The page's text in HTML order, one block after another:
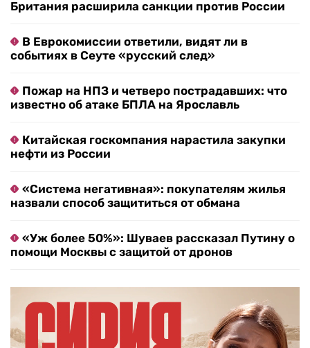
Британия расширила санкции против России
В Еврокомиссии ответили, видят ли в
событиях в Сеуте «русский след»
Пожар на НПЗ и четверо пострадавших: что
известно об атаке БПЛА на Ярославль
Китайская госкомпания нарастила закупки
нефти из России
«Система негативная»: покупателям жилья
назвали способ защититься от обмана
«Уж более 50%»: Шуваев рассказал Путину о
помощи Москвы с защитой от дронов